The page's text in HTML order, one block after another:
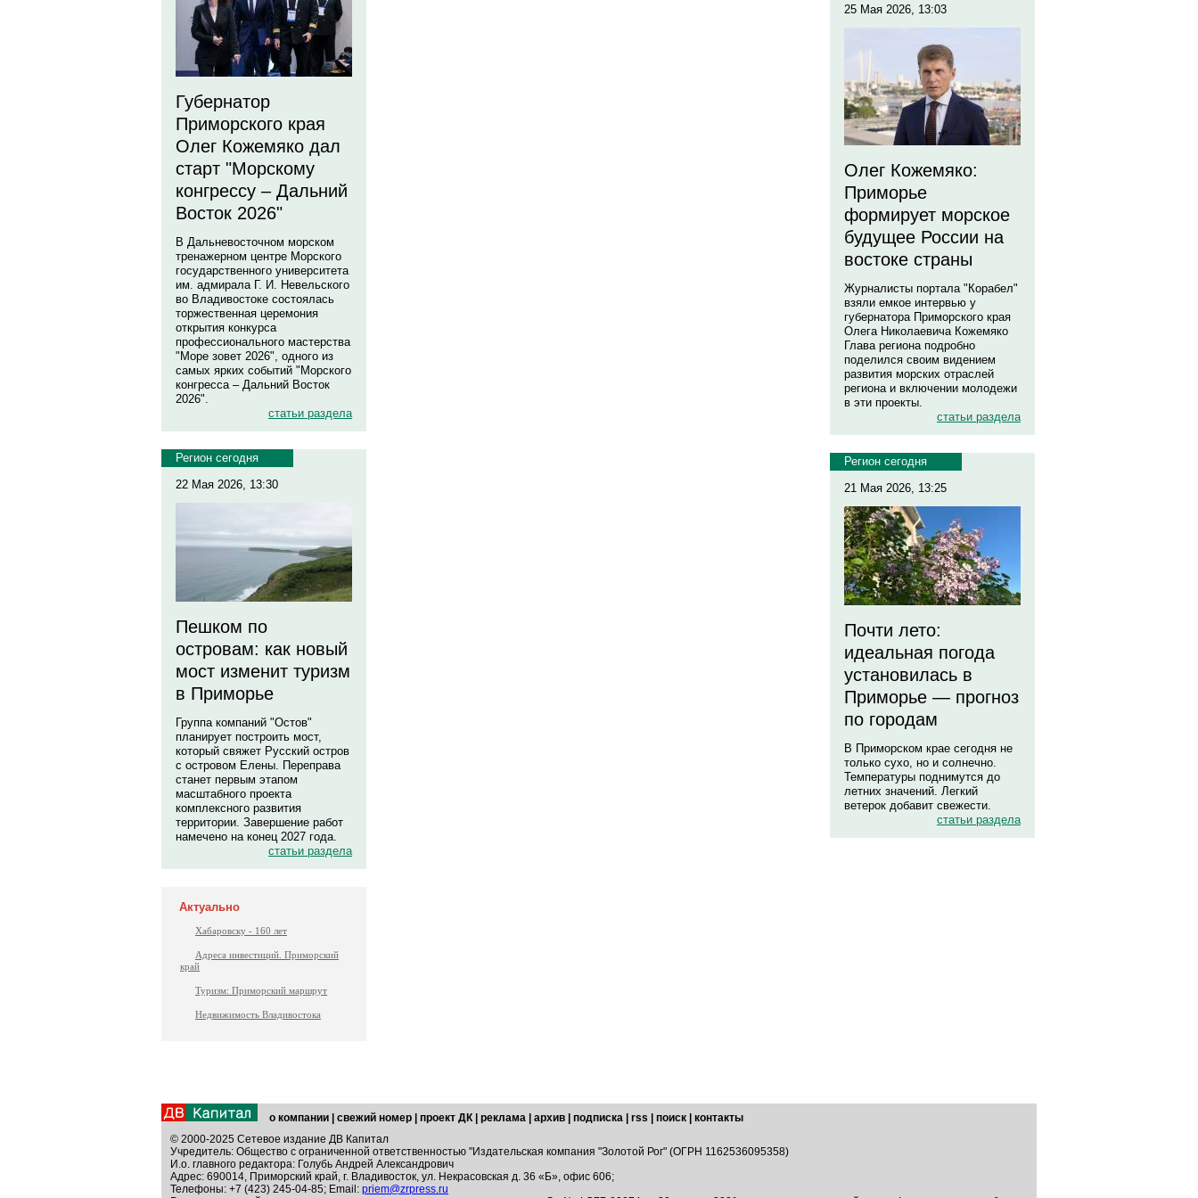
Губернатор
Приморского края
Олег Кожемяко дал
старт "Морскому
конгрессу – Дальний
Восток 2026"
В Дальневосточном морском
тренажерном центре Морского
государственного университета
им. адмирала Г. И. Невельского
во Владивостоке состоялась
торжественная церемония
открытия конкурса
профессионального мастерства
"Море зовет 2026", одного из
самых ярких событий "Морского
конгресса – Дальний Восток
2026".
статьи раздела
Регион сегодня
22 Мая 2026, 13:30
Пешком по
островам: как новый
мост изменит туризм
в Приморье
Группа компаний "Остов"
планирует построить мост,
который свяжет Русский остров
с островом Елены. Переправа
станет первым этапом
масштабного проекта
комплексного развития
территории. Завершение работ
намечено на конец 2027 года.
статьи раздела
Актуально
Хабаровску - 160 лет
Адреса инвестиций. Приморский
край
Туризм: Приморский маршрут
Недвижимость Владивостока
25 Мая 2026, 13:03
Олег Кожемяко:
Приморье
формирует морское
будущее России на
востоке страны
Журналисты портала "Корабел"
взяли емкое интервью у
губернатора Приморского края
Олега Николаевича Кожемяко
Глава региона подробно
поделился своим видением
развития морских отраслей
региона и включении молодежи
в эти проекты.
статьи раздела
Регион сегодня
21 Мая 2026, 13:25
Почти лето:
идеальная погода
установилась в
Приморье — прогноз
по городам
В Приморском крае сегодня не
только сухо, но и солнечно.
Температуры поднимутся до
летних значений. Легкий
ветерок добавит свежести.
статьи раздела
о компании свежий номер проект ДК реклама архив подписка rss поиск
контакты
© 2000-2025 Сетевое издание ДВ Капитал
Учредитель: Общество с ограниченной ответственностью "Издательская компания "Золотой Рог" (ОГРН 1162536095358)
И.о. главного редактора: Голубь Андрей Александрович
Адрес: 690014, Приморский край, г. Владивосток, ул. Некрасовская д. 36 «Б», офис 606;
Телефоны: +7 (423) 245-04-85; Email: priem@zrpress.ru